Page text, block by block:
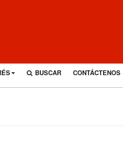
BUSCAR CONTÁCTENOS